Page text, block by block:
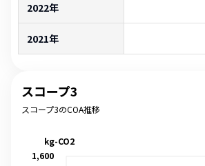
2022年
2021年
スコープ3
スコープ3のCOA推移
1,600
kg-CO2